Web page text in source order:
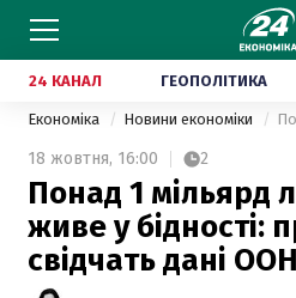
24 КАНАЛ ГЕОПОЛІТИКА
Економіка Новини економіки
18 жовтня, 16:00 2
Понад 1 мільярд
живе у бідності:
свідчать дані ООН